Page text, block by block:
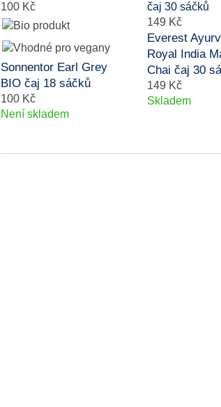
100 Kč
Sonnentor Earl Grey
BIO čaj 18 sáčků
100 Kč
Není skladem
149 Kč
Everest
Royal India
Chai čaj 30
149 Kč
Skladem